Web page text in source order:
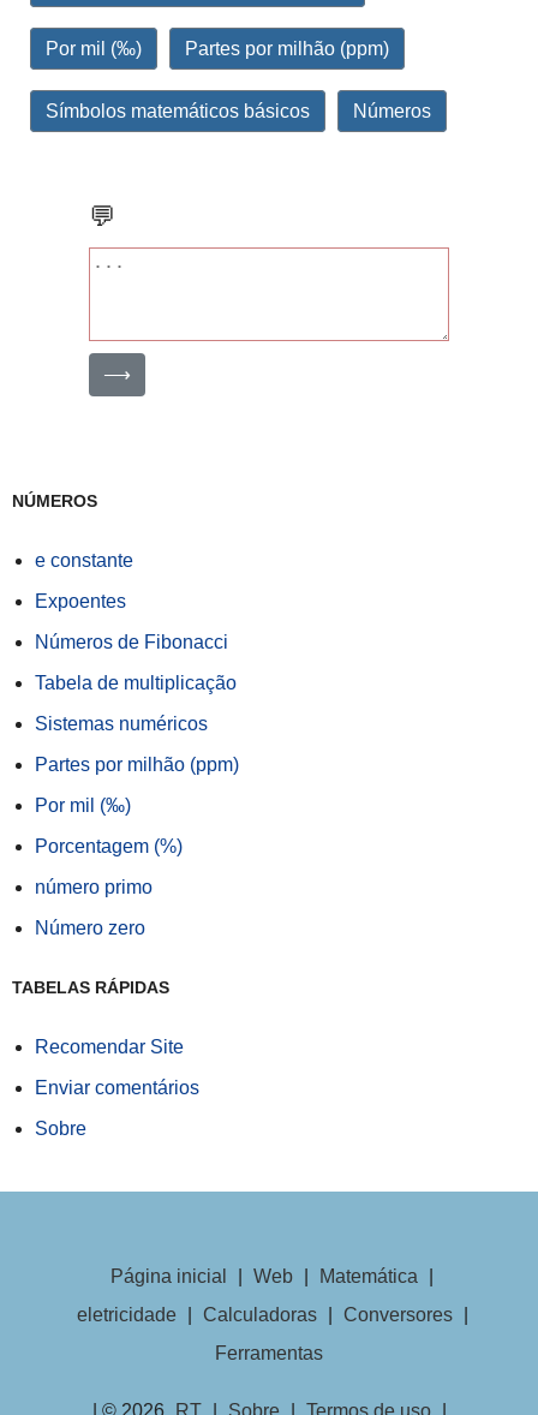
Por mil (‰) Partes por milhão (ppm)
Símbolos matemáticos básicos Números
💬
⟶
NÚMEROS
e constante
Expoentes
Números de Fibonacci
Tabela de multiplicação
Sistemas numéricos
Partes por milhão (ppm)
Por mil (‰)
Porcentagem (%)
número primo
Número zero
TABELAS RÁPIDAS
Recomendar Site
Enviar comentários
Sobre
Página inicial Web Matemática
eletricidade
Calculadoras Conversores
Ferramentas
| © 2026 RT Sobre Termos de uso